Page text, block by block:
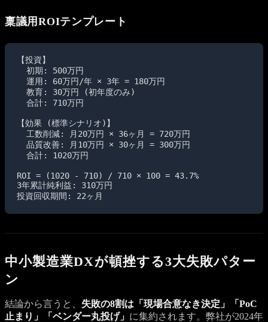
稟議用ROIテンプレート
【投資】
  初期: 500万円
  運用: 60万円/年 × 3年 = 180万円
  教育: 30万円 (初年度のみ)
  合計: 710万円
【効果 (標準シナリオ)】
  工数削減: 月20万円 × 36ヶ月 = 720万円
  品質改善: 月10万円 × 30ヶ月 = 300万円
  合計: 1020万円
ROI = (1020 - 710) / 710 × 100 = 43.7%
3年累計純利益: 310万円
投資回収期間: 22ヶ月
中小製造業DXが頓挫する3大失敗パター
ン
結論から言うと、 失敗の8割は「現場合意なき決定」「PoC
止まり」「ベンダー丸投げ」 に集約されます。弊社が2024年